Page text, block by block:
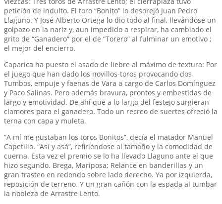
petición de indulto. El toro “Bonito” lo desorejó Juan Pedro
Llaguno. Y José Alberto Ortega lo dio todo al final, llevándose un
golpazo en la nariz y, aun impedido a respirar, ha cambiado el
grito de “Ganadero” por el de “Torero” al fulminar un emotivo ;
el mejor del encierro.
Caparica ha puesto el asado de liebre al máximo de textura: Por
el juego que han dado los novillos-toros provocando dos
Tumbos, empuje y faenas de Vara a cargo de Carlos Domínguez
y Paco Salinas. Pero además bravura, prontos y embestidas de
largo y emotividad. De ahí que a lo largo del festejo surgieran
clamores para el ganadero. Todo un recreo de suertes ofreció la
terna con capa y muleta.
“A mí me gustaban los toros Bonitos”, decía el matador Manuel
Capetillo. “Así y asá”, refiriéndose al tamaño y la comodidad de
cuerna. Esta vez el premio se lo ha llevado Llaguno ante el que
hizo segundo. Brega, Mariposa; Relance en banderillas y un
gran trasteo en redondo sobre lado derecho. Ya por izquierda,
reposición de terreno. Y un gran cañón con la espada al tumbar
la nobleza de Arrastre Lento.